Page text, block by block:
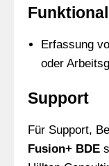
Erfassung
oder
Support
Für Support,
Fusion+ BDE